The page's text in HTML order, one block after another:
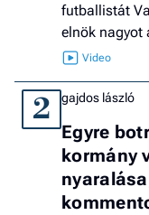
futballistát
elnök nagyot
2 gajdos lászló
Egyre
kormány